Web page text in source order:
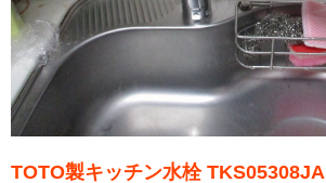
TOTO製キッチン水栓 TKS05308JA